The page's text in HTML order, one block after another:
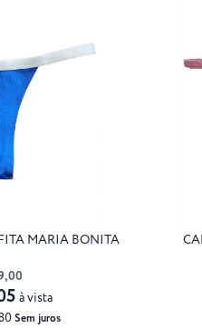
MARIA BONITA
Sem juros
à vista